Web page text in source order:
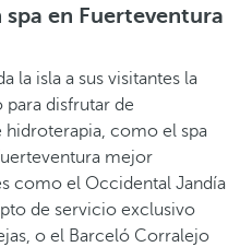
en Fuerteventura
la isla a sus visitantes la
disfrutar de
hidroterapia, como el spa
mejor
como el Occidental Jandía
de servicio exclusivo
o el Barceló Corralejo